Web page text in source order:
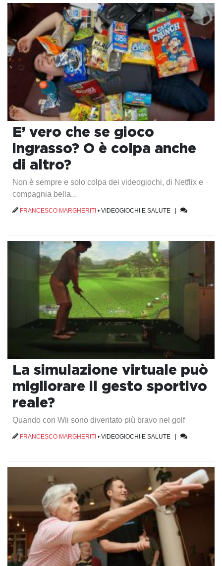
E’ vero che se gioco
ingrasso? O è colpa anche
di altro?
Non è sempre e solo colpa dei videogiochi, di Netflix e
compagnia bella...
FRANCESCO MARGHERITI • VIDEOGIOCHI E SALUTE
La simulazione virtuale può
migliorare il gesto sportivo
reale?
Quando con Wii sono diventato più bravo nel golf
FRANCESCO MARGHERITI • VIDEOGIOCHI E SALUTE |